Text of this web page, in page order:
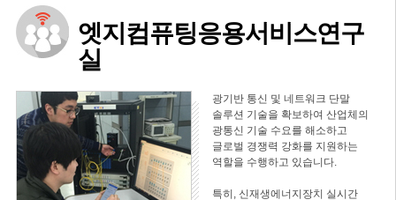
엣지컴퓨팅응용서비스연구
실
광기반 통신 및 네트워크 단말
솔루션 기술을 확보하여 산업체의
광통신 기술 수요를 해소하고
글로벌 경쟁력 강화를 지원하는
역할을 수행하고 있습니다.
특히, 신재생에너지장치 실시간